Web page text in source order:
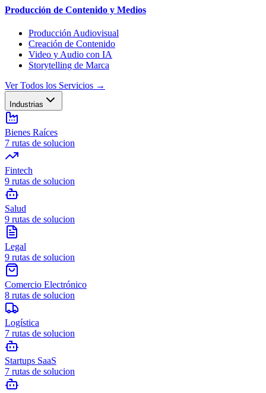
Producción de Contenido y Medios
Producción Audiovisual
Creación de Contenido
Video y Audio con IA
Storytelling de Marca
Ver Todos los Servicios →
Industrias
Bienes Raíces
7 rutas de solucion
Fintech
9 rutas de solucion
Salud
9 rutas de solucion
Legal
9 rutas de solucion
Comercio Electrónico
8 rutas de solucion
Logística
7 rutas de solucion
Startups SaaS
7 rutas de solucion